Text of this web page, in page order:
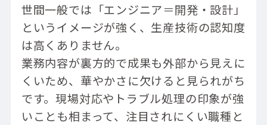
世間一般では「エンジニア＝開発・設計」
というイメージが強く、生産技術の認知度
は高くありません。
業務内容が裏方的で成果も外部から見えに
くいため、華やかさに欠けると見られがち
です。現場対応やトラブル処理の印象が強
いことも相まって、注目されにくい職種と